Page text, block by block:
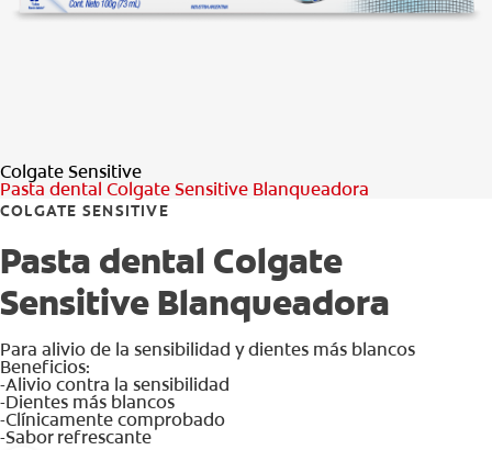
CORRESPONDENCIA DE PRODUCTOS
Colgate Sensitive
Pasta dental Colgate Sensitive Blanqueadora
COLGATE SENSITIVE
Pasta dental Colgate
Sensitive Blanqueadora
Para alivio de la sensibilidad y dientes más blancos
Beneficios:
-Alivio contra la sensibilidad
-Dientes más blancos
-Clínicamente comprobado
-Sabor refrescante